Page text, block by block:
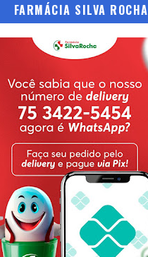
FARMÁCIA SILVA ROCHA